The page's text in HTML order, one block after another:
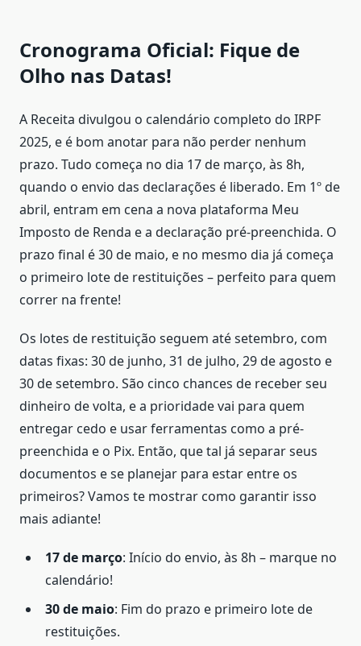
Cronograma Oficial: Fique de
Olho nas Datas!
A Receita divulgou o calendário completo do IRPF
2025, e é bom anotar para não perder nenhum
prazo. Tudo começa no dia 17 de março, às 8h,
quando o envio das declarações é liberado. Em 1º de
abril, entram em cena a nova plataforma Meu
Imposto de Renda e a declaração pré-preenchida. O
prazo final é 30 de maio, e no mesmo dia já começa
o primeiro lote de restituições – perfeito para quem
correr na frente!
Os lotes de restituição seguem até setembro, com
datas fixas: 30 de junho, 31 de julho, 29 de agosto e
30 de setembro. São cinco chances de receber seu
dinheiro de volta, e a prioridade vai para quem
entregar cedo e usar ferramentas como a pré-
preenchida e o Pix. Então, que tal já separar seus
documentos e se planejar para estar entre os
primeiros? Vamos te mostrar como garantir isso
mais adiante!
17 de março: Início do envio, às 8h – marque no
calendário!
30 de maio: Fim do prazo e primeiro lote de
restituições.